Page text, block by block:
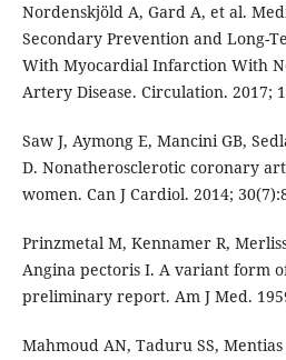
Nordenskjöld A, Gard A, et al.
Secondary Prevention and Long-
With Myocardial Infarction With
Artery Disease. Circulation. 2017;
Saw J, Aymong E, Mancini GB,
D. Nonatherosclerotic coronary
women. Can J Cardiol. 2014;
Prinzmetal M, Kennamer R,
Angina pectoris I. A variant form
preliminary report. Am J Med.
Mahmoud AN, Taduru SS,